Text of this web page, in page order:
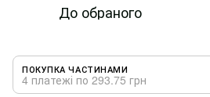
До обраного
ПОКУПКА ЧАСТИНАМИ
4 платежі по 293.75 грн